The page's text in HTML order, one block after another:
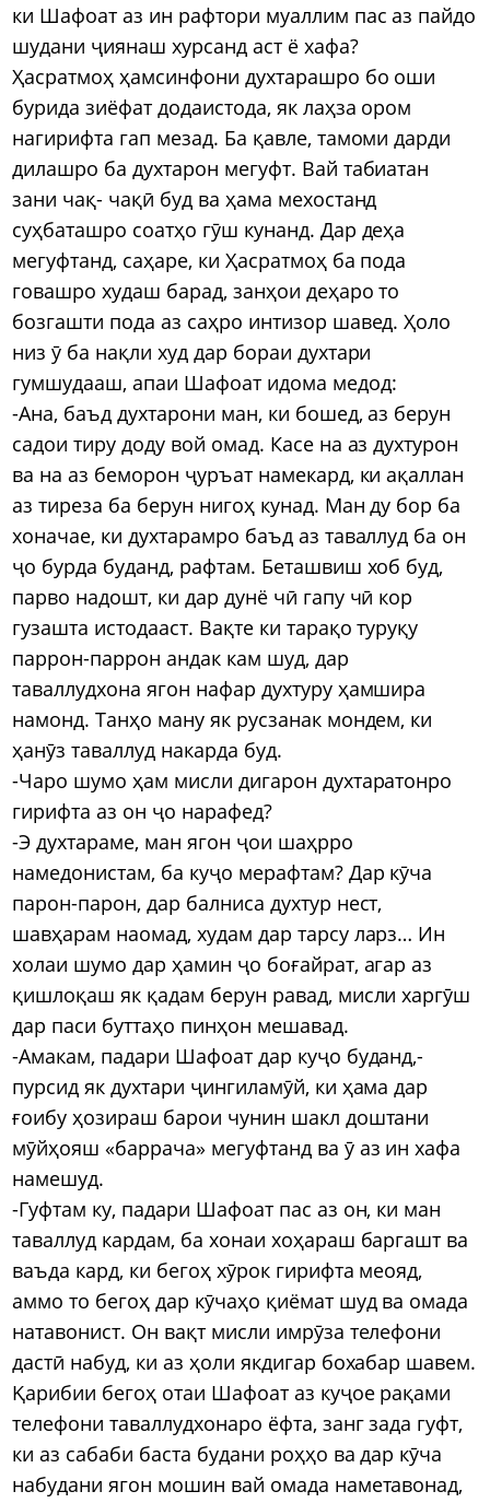
ки Шафоат аз ин рафтори муаллим пас аз пайдо
шудани ҷиянаш хурсанд аст ё хафа?
Ҳасратмоҳ ҳамсинфони духтарашро бо оши
бурида зиёфат додаистода, як лаҳза ором
нагирифта гап мезад. Ба қавле, тамоми дарди
дилашро ба духтарон мегуфт. Вай табиатан
зани чақ- чақӣ буд ва ҳама мехостанд
суҳбаташро соатҳо гӯш кунанд. Дар деҳа
мегуфтанд, саҳаре, ки Ҳасратмоҳ ба пода
говашро худаш барад, занҳои деҳаро то
бозгашти пода аз саҳро интизор шавед. Ҳоло
низ ӯ ба нақли худ дар бораи духтари
гумшудааш, апаи Шафоат идома медод:
-Ана, баъд духтарони ман, ки бошед, аз берун
садои тиру доду вой омад. Касе на аз духтурон
ва на аз беморон ҷуръат намекард, ки ақаллан
аз тиреза ба берун нигоҳ кунад. Ман ду бор ба
хоначае, ки духтарамро баъд аз таваллуд ба он
ҷо бурда буданд, рафтам. Беташвиш хоб буд,
парво надошт, ки дар дунё чӣ гапу чӣ кор
гузашта истодааст. Вақте ки тарақо туруқу
паррон-паррон андак кам шуд, дар
таваллудхона ягон нафар духтуру ҳамшира
намонд. Танҳо ману як русзанак мондем, ки
ҳанӯз таваллуд накарда буд.
-Чаро шумо ҳам мисли дигарон духтаратонро
гирифта аз он ҷо нарафед?
-Э духтараме, ман ягон ҷои шаҳрро
намедонистам, ба куҷо мерафтам? Дар кӯча
парон-парон, дар балниса духтур нест,
шавҳарам наомад, худам дар тарсу ларз… Ин
холаи шумо дар ҳамин ҷо боғайрат, агар аз
қишлоқаш як қадам берун равад, мисли харгӯш
дар паси буттаҳо пинҳон мешавад.
-Амакам, падари Шафоат дар куҷо буданд,-
пурсид як духтари ҷингиламӯй, ки ҳама дар
ғоибу ҳозираш барои чунин шакл доштани
мӯйҳояш «баррача» мегуфтанд ва ӯ аз ин хафа
намешуд.
-Гуфтам ку, падари Шафоат пас аз он, ки ман
таваллуд кардам, ба хонаи хоҳараш баргашт ва
ваъда кард, ки бегоҳ хӯрок гирифта меояд,
аммо то бегоҳ дар кӯчаҳо қиёмат шуд ва омада
натавонист. Он вақт мисли имрӯза телефони
дастӣ набуд, ки аз ҳоли якдигар бохабар шавем.
Қарибии бегоҳ отаи Шафоат аз куҷое рақами
телефони таваллудхонаро ёфта, занг зада гуфт,
ки аз сабаби баста будани роҳҳо ва дар кӯча
набудани ягон мошин вай омада наметавонад,